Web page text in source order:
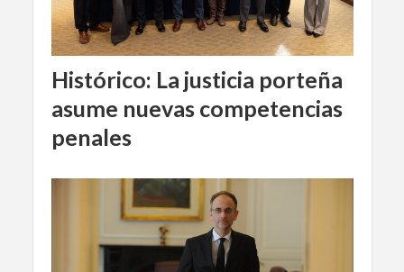
Histórico: La justicia porteña
asume nuevas competencias
penales